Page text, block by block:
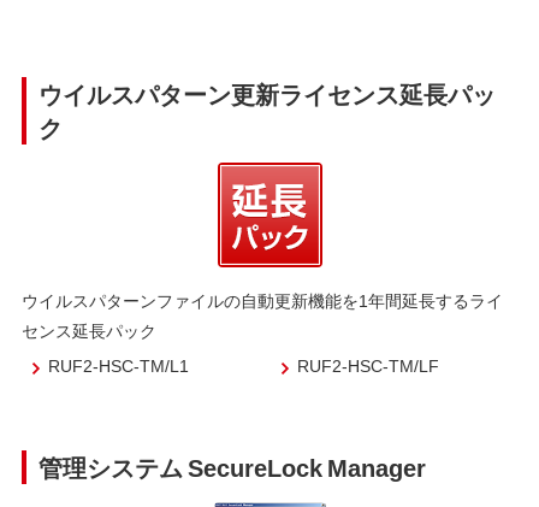
ウイルスパターン更新ライセンス延長パッ
ク
ウイルスパターンファイルの自動更新機能を1年間延長するライ
センス延長パック
RUF2-HSC-TM/L1
RUF2-HSC-TM/LF
管理システム SecureLock Manager